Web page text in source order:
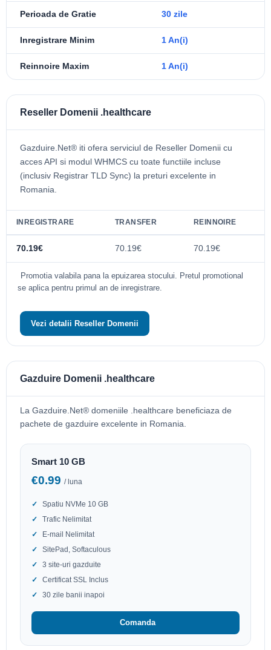
Perioada de Gratie 30 zile
Inregistrare Minim 1 An(i)
Reinnoire Maxim 1 An(i)
Reseller Domenii .healthcare
Gazduire.Net® iti ofera serviciul de Reseller Domenii cu
acces API si modul WHMCS cu toate functiile incluse
(inclusiv Registrar TLD Sync) la preturi excelente in
Romania.
INREGISTRARE TRANSFER REINNOIRE
70.19€ 70.19€ 70.19€
Promotia valabila pana la epuizarea stocului. Pretul promotional
se aplica pentru primul an de inregistrare.
Vezi detalii Reseller Domenii
Gazduire Domenii .healthcare
La Gazduire.Net® domeniile .healthcare beneficiaza de
pachete de gazduire excelente in Romania.
Smart 10 GB
€0.99 / luna
Spatiu NVMe 10 GB
Trafic Nelimitat
E-mail Nelimitat
SitePad, Softaculous
3 site-uri gazduite
Certificat SSL Inclus
30 zile banii inapoi
Comanda